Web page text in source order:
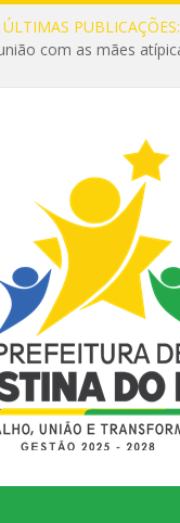
ÚLTIMAS PUBLICAÇÕES:
com as mães